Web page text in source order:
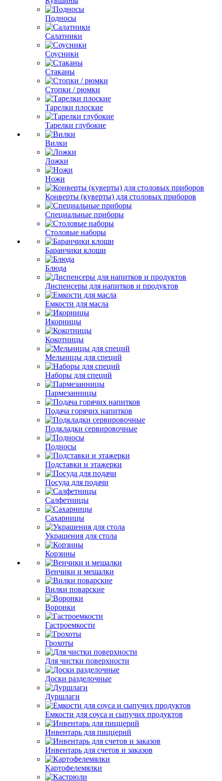
Подносы
Салатники
Соусники
Стаканы
Стопки / рюмки
Тарелки плоские
Тарелки глубокие
Вилки
Ложки
Ножи
Конверты (куверты) для столовых приборов
Специальные приборы
Столовые наборы
Баранчики клоши
Блюда
Диспенсеры для напитков и продуктов
Емкости для масла
Икорницы
Кокотницы
Мельницы для специй
Наборы для специй
Пармезанницы
Подача горячих напитков
Подкладки сервировочные
Подносы
Подставки и этажерки
Посуда для подачи
Салфетницы
Сахарницы
Украшения для стола
Корзины
Венчики и мешалки
Вилки поварские
Воронки
Гастроемкости
Грохоты
Для чистки поверхности
Доски разделочные
Дуршлаги
Емкости для соуса и сыпучих продуктов
Инвентарь для пиццерий
Инвентарь для счетов и заказов
Картофелемялки